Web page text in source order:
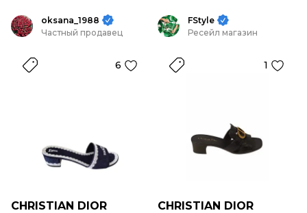
oksana_1988
Частный продавец
6
CHRISTIAN DIOR
FStyle
Ресейл магазин
1
CHRISTIAN DIOR